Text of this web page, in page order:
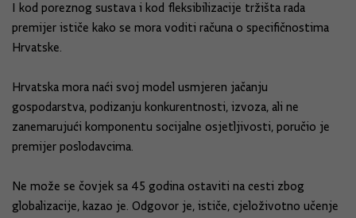
I kod poreznog sustava i kod fleksibilizacije tržišta rada
premijer ističe kako se mora voditi računa o specifičnostima
Hrvatske.
Hrvatska mora naći svoj model usmjeren jačanju
gospodarstva, podizanju konkurentnosti, izvoza, ali ne
zanemarujući komponentu socijalne osjetljivosti, poručio je
premijer poslodavcima.
Ne može se čovjek sa 45 godina ostaviti na cesti zbog
globalizacije, kazao je. Odgovor je, ističe, cjeloživotno učenje